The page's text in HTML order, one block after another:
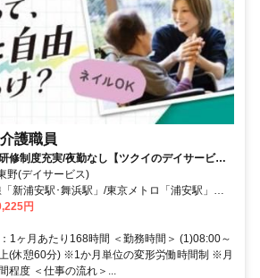
護職員
修制度充実/夜勤なし【ツクイのデイサービス/
野(デイサービス)
新浦安駅･舞浜駅」/東京メトロ「浦安駅」か
浦安高校前」下車徒歩約1分
円
1ヶ月あたり168時間 ＜勤務時間＞ (1)08:00～
(休憩60分) ※1か月単位の変形労働時間制 ※月
程度 ＜仕事の流れ＞...